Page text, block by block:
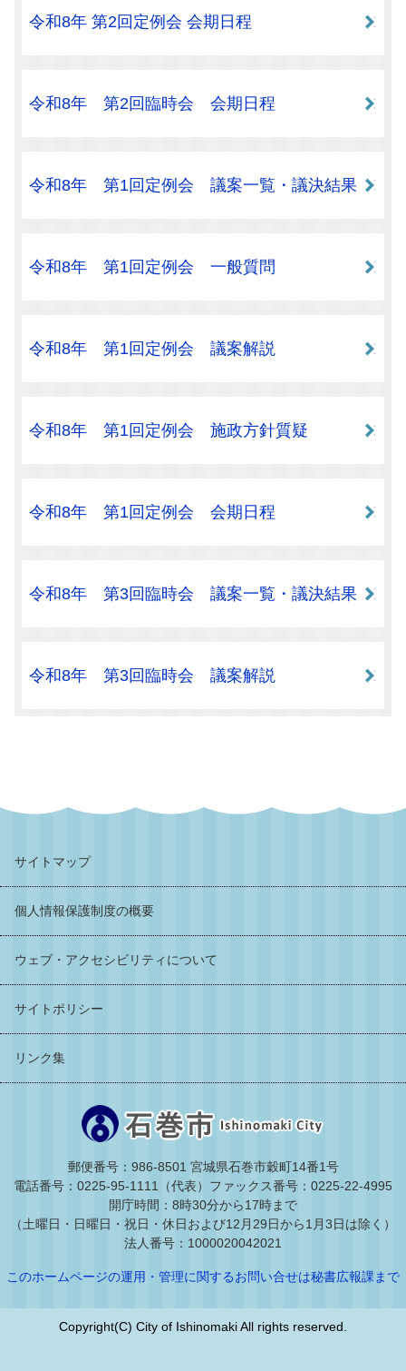
令和8年 第2回定例会 会期日程
令和8年 第2回臨時会 会期日程
令和8年 第1回定例会 議案一覧・議決結果
令和8年 第1回定例会 一般質問
令和8年 第1回定例会 議案解説
令和8年 第1回定例会 施政方針質疑
令和8年 第1回定例会 会期日程
令和8年 第3回臨時会 議案一覧・議決結果
令和8年 第3回臨時会 議案解説
サイトマップ
個人情報保護制度の概要
ウェブ・アクセシビリティについて
サイトポリシー
リンク集
郵便番号：986-8501 宮城県石巻市穀町14番1号
電話番号：0225-95-1111（代表） ファックス番号：0225-22-4995
開庁時間：8時30分から17時まで
（土曜日・日曜日・祝日・休日および12月29日から1月3日は除く）
法人番号：1000020042021
このホームページの運用・管理に関するお問い合せは秘書広報課まで
Copyright(C) City of Ishinomaki All rights reserved.